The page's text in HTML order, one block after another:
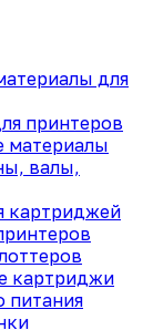
для
принтеров
материалы
валы,
картриджей
картриджи
питания